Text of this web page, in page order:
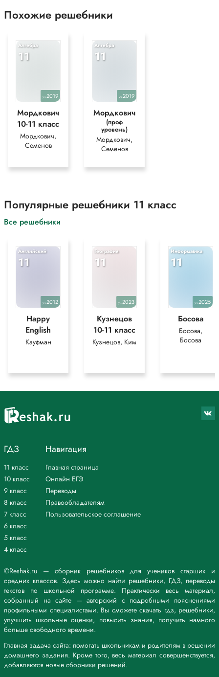
д) прямая y=-4 является горизонтальной асимптотой графика
функции на луче [6; +?);
*Текст задания приводится исключительно в образовательных целях
для более полного понимания решения.
Похожие решебники
Алгебра
11
уч.2019
Мордкович
10-11 класс
Мордкович,
Семенов
Алгебра
11
уч.2019
Мордкович
(проф
уровень)
Мордкович,
Семенов
Популярные решебники 11 класс
Все решебники
Английский
11
уч.2012
Happy
English
Кауфман
География
11
уч.2023
Кузнецов
10-11 класс
Кузнецов, Ким
Информатика
11
уч.2025
Босова
Босова,
Босова
©Reshak.ru — сборник решебников для учеников старших и
средних классов. Здесь можно найти решебники, ГДЗ, переводы
текстов по школьной программе. Практически весь материал,
собранный на сайте — авторский с подробными пояснениями
профильными специалистами. Вы сможете скачать гдз, решебники,
улучшить школьные оценки, повысить знания, получить намного
больше свободного времени.
Главная задача сайта: помогать школьникам и родителям в решении
домашнего задания. Кроме того, весь материал совершенствуется,
добавляются новые сборники решений.
ГДЗ
11 класс
10 класс
9 класс
8 класс
7 класс
6 класс
5 класс
4 класс
Навигация
Главная страница
Онлайн ЕГЭ
Переводы
Правообладателям
Пользовательское соглашение